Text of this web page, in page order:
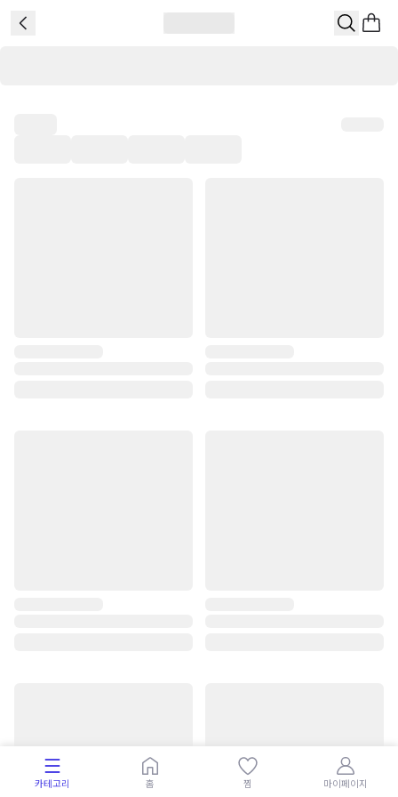
카테고리 홈 찜 마이페이지